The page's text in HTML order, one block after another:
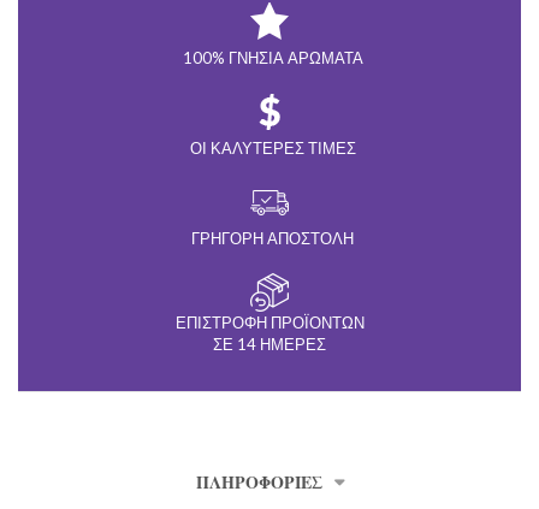
100% ΓΝΉΣΙΑ ΑΡΏΜΑΤΑ
ΟΙ ΚΑΛΎΤΕΡΕΣ ΤΙΜΈΣ
ΓΡΉΓΟΡΗ ΑΠΟΣΤΟΛΉ
ΕΠΙΣΤΡΟΦΉ ΠΡΟΪΌΝΤΩΝ
ΣΕ 14 ΗΜΈΡΕΣ
ΠΛΗΡΟΦΟΡΊΕΣ